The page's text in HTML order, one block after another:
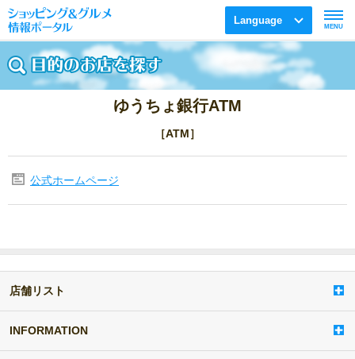
Language
MENU
ゆうちょ銀行ATM
［ATM］
公式ホームページ
店舗リスト
a
d
d
INFORMATION